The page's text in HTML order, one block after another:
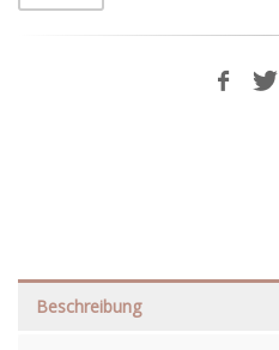
Beschreibung